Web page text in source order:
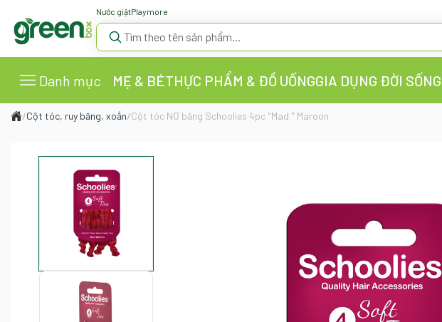
Nước giặtPlaymore
Danh mục MẸ & BÉTHỰC PHẨM & ĐỒ UỐNGGIA DỤNG ĐỜI SỐNG
/Cột tóc, ruy băng, xoắn/Cột tóc NƠ băng Schoolies 4pc "Mad " Maroon